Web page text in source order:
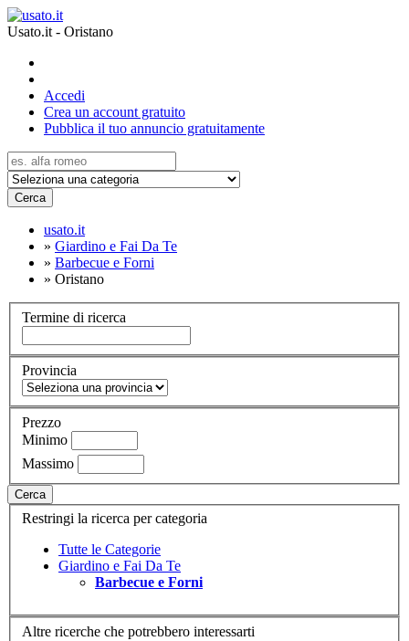
Usato.it - Oristano
Accedi
Crea un account gratuito
Pubblica il tuo annuncio gratuitamente
Cerca
usato.it
» Giardino e Fai Da Te
» Barbecue e Forni
» Oristano
Termine di ricerca
Provincia
Prezzo
Minimo
Massimo
Cerca
Restringi la ricerca per categoria
Tutte le Categorie
Giardino e Fai Da Te
Barbecue e Forni
Altre ricerche che potrebbero interessarti